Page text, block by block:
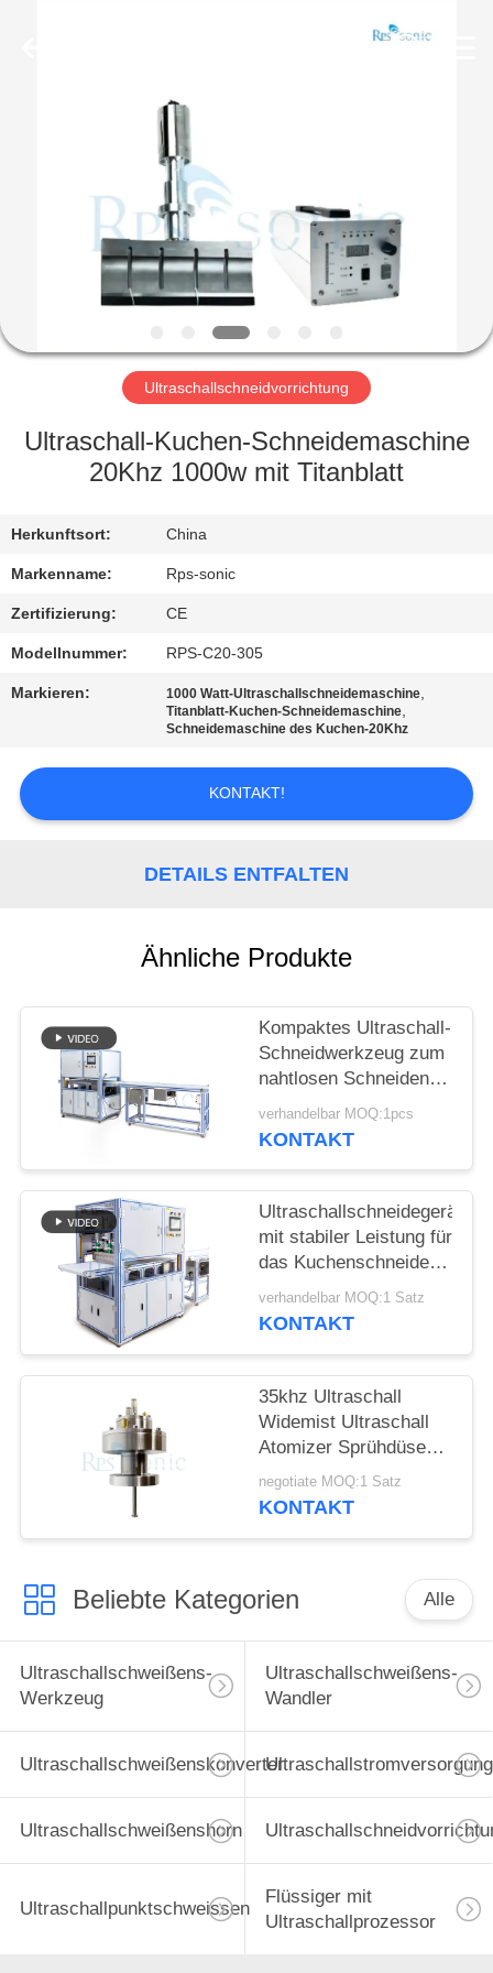
PRODUKTE
FABRIK-
AUSFLUG
QUALITÄTSKONTROLLE
TRETEN
SIE
MIT
UNS
IN
VERBINDUNG
NACHRICHTEN
Ultraschallschneidvorrichtung
Ultraschall-Kuchen-Schneidemaschine
20Khz 1000w mit Titanblatt
Herkunftsort: China
Markenname: Rps-sonic
Zertifizierung: CE
Modellnummer: RPS-C20-305
Markieren: 1000 Watt-Ultraschallschneidemaschine,
Titanblatt-Kuchen-Schneidemaschine,
Schneidemaschine des Kuchen-20Khz
KONTAKT!
DETAILS ENTFALTEN
Ähnliche Produkte
Kompaktes Ultraschall-
Schneidwerkzeug zum
nahtlosen Schneiden
von synthetischen
Stoffen, nicht gewebten
verhandelbar MOQ:1pcs
KONTAKT
Ultraschallschneidegerät
mit stabiler Leistung für
das Kuchenschneiden
mit breiter Klinge und
einfacher Bedienung
verhandelbar MOQ:1 Satz
KONTAKT
35khz Ultraschall
Widemist Ultraschall
Atomizer Sprühdüse
für Brennstoffzellen
Herstellung
negotiate MOQ:1 Satz
KONTAKT
Beliebte Kategorien Alle
Ultraschallschweißens-
Werkzeug
Ultraschallschweißens-
Wandler
UltraschallschweißenskonverterUltraschallstromversorgung
Ultraschallschweißenshorn
Ultraschallpunktschweissen
Flüssiger mit
Ultraschallprozessor